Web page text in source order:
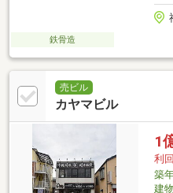
鉄骨造
売ビル
カヤマビル
1
利
築
建